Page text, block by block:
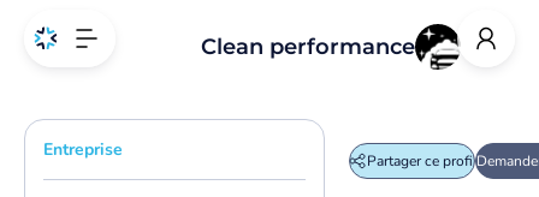
Entreprise
Clean performance
Partager ce profil